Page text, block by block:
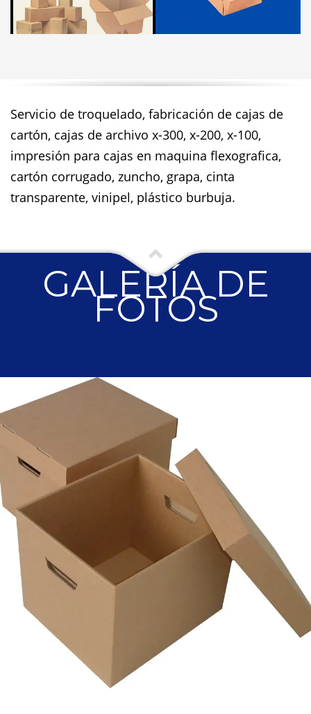
Servicio de troquelado, fabricación de cajas de
cartón, cajas de archivo x-300, x-200, x-100,
impresión para cajas en maquina flexografica,
cartón corrugado, zuncho, grapa, cinta
transparente, vinipel, plástico burbuja.
GALERÍA DE
FOTOS